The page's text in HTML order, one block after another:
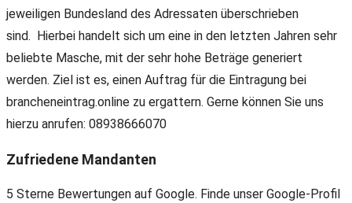
jeweiligen Bundesland des Adressaten überschrieben
sind. Hierbei handelt sich um eine in den letzten Jahren sehr
beliebte Masche, mit der sehr hohe Beträge generiert
werden. Ziel ist es, einen Auftrag für die Eintragung bei
brancheneintrag.online zu ergattern. Gerne können Sie uns
hierzu anrufen: 08938666070
Zufriedene Mandanten
5 Sterne Bewertungen auf Google. Finde unser Google-Profil